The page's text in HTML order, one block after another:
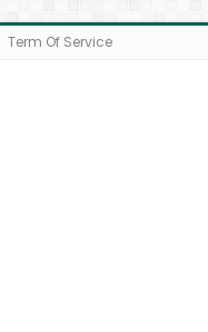
Term Of Service